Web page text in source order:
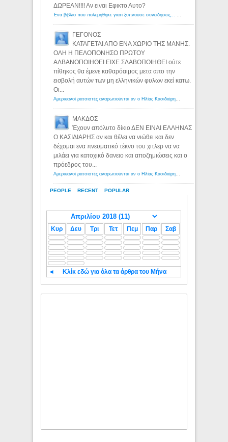
PEOPLE RECENT POPULAR
ΔΩΡΕΑΝ!!!! Αν ειναι Εφικτο Αυτο?
Ένα βιβλίο που πολεμήθηκε γιατί ξυπνούσε συνειδήσεις... - Λόγιος Ερμής | Η γνώση ξεκινάει με την αναζήτηση...
ΓΕΓΟΝΟΣ
ΚΑΤΑΓΕΤΑΙ ΑΠΟ ΕΝΑ ΧΩΡΙΟ ΤΗΣ ΜΑΝΗΣ.
ΟΛΗ Η ΠΕΛΟΠΟΝΗΣΟ ΠΡΩΤΟΥ
ΑΛΒΑΝΟΠΟΙΗΘΕΙ ΕΙΧΕ ΣΛΑΒΟΠΟΙΗΘΕΙ ούτε
πίθηκος θα έμενε καθαρόαιμος μετα απο την
εισβολή αυτών των μη ελληνικών φυλων εκεί κατω.
Οι...
Αμερικανοί ρατσιστές αναρωτιούνται αν ο Ηλίας Κασιδιάρης ανήκει στη λευκή φυλή... - Λόγιος Ερμής
ΜΑΚΔΟΣ
Έχουν απόλυτο δίκιο ΔΕΝ ΕΙΝΑΙ ΕΛΛΗΝΑΣ
Ο ΚΑΣΙΔΙΑΡΗΣ αν και θέλει να νιώθει και δεν
δέχομαι ενα πνευματικό τέκνο του χιτλερ να να
μιλάει για κατοχικό δανειο και αποζημιώσεις και ο
πρόεδρος του...
Αμερικανοί ρατσιστές αναρωτιούνται αν ο Ηλίας Κασιδιάρης ανήκει στη λευκή φυλή... - Λόγιος Ερμής
Κυρ Δευ Τρι Τετ Πεμ Παρ Σαβ
◄ Κλίκ εδώ για όλα τα άρθρα του Μήνα